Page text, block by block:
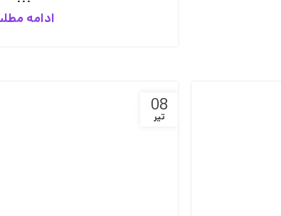
ادامه
08
تیر